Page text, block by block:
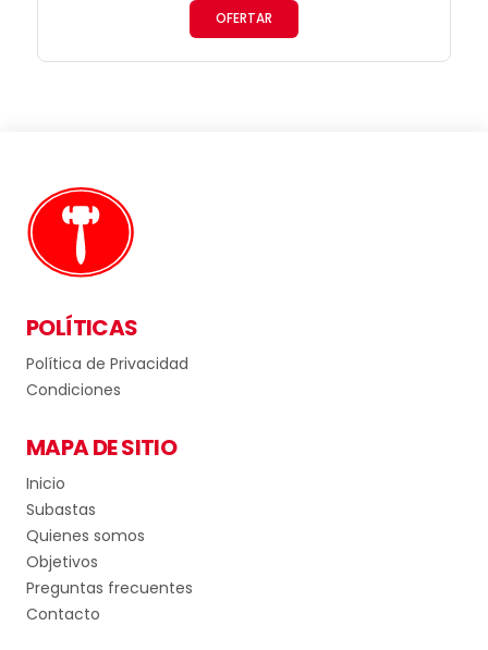
OFERTAR
POLÍTICAS
Política de Privacidad
Condiciones
MAPA DE SITIO
Inicio
Subastas
Quienes somos
Objetivos
Preguntas frecuentes
Contacto